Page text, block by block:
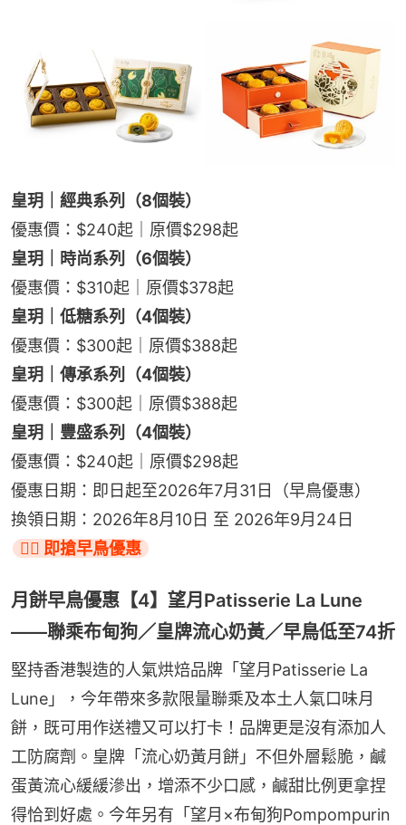
皇玥｜經典系列（8個裝）
優惠價：$240起｜原價$298起
皇玥｜時尚系列（6個裝）
優惠價：$310起｜原價$378起
皇玥｜低糖系列（4個裝）
優惠價：$300起｜原價$388起
皇玥｜傳承系列（4個裝）
優惠價：$300起｜原價$388起
皇玥｜豐盛系列（4個裝）
優惠價：$240起｜原價$298起
優惠日期：即日起至2026年7月31日（早鳥優惠）
換領日期：2026年8月10日 至 2026年9月24日
👉🏻 即搶早鳥優惠
月餅早鳥優惠【4】望月Patisserie La Lune
——聯乘布甸狗／皇牌流心奶黃／早鳥低至74折
堅持香港製造的人氣烘焙品牌「望月Patisserie La
Lune」，今年帶來多款限量聯乘及本土人氣口味月
餅，既可用作送禮又可以打卡！品牌更是沒有添加人
工防腐劑。皇牌「流心奶黃月餅」不但外層鬆脆，鹹
蛋黃流心緩緩滲出，增添不少口感，鹹甜比例更拿捏
得恰到好處。今年另有「望月×布甸狗Pompompurin